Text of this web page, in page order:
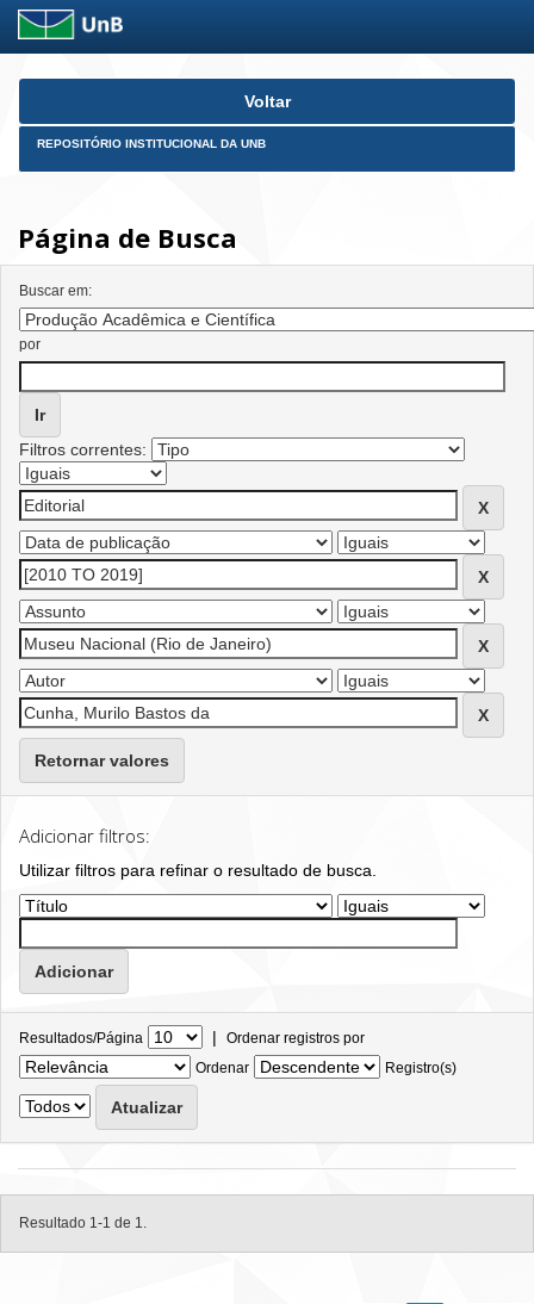
Skip
Voltar
REPOSITÓRIO INSTITUCIONAL DA UNB
Página de Busca
Buscar em:
por
Filtros correntes:
Retornar valores
Adicionar filtros:
Utilizar filtros para refinar o resultado de busca.
Resultados/Página | Ordenar registros por
Ordenar
Registro(s)
Resultado 1-1 de 1.